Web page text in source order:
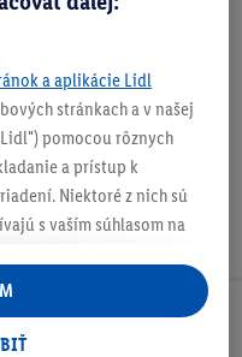
a aplikácie Lidl
stránkach a v našej
pomocou rôznych
a prístup k
Niektoré z nich sú
s vaším súhlasom na
Lidl aj mimo nich. Ak
tieto účely sa spracúvajú
v obchode.